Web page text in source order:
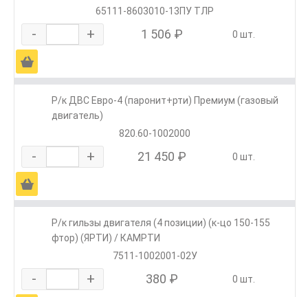
65111-8603010-13ПУ ТЛР
- + 1 506 ₽ 0 шт.
Ä
Р/к ДВС Евро-4 (паронит+рти) Премиум (газовый
двигатель)
820.60-1002000
- + 21 450 ₽ 0 шт.
Ä
Р/к гильзы двигателя (4 позиции) (к-цо 150-155
фтор) (ЯРТИ) / КАМРТИ
7511-1002001-02У
- + 380 ₽ 0 шт.